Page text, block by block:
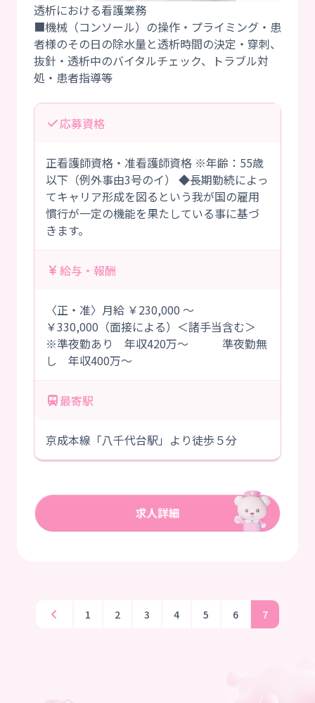
透析における看護業務
■機械（コンソール）の操作・プライミング・患
者様のその日の除水量と透析時間の決定・穿刺、
抜針・透析中のバイタルチェック、トラブル対
応募資格
正看護師資格・准看護師資格 ※年齢：55歳
以下（例外事由3号のイ） ◆長期勤続によっ
てキャリア形成を図るという我が国の雇用
慣行が一定の機能を果たしている事に基づ
きます。
給与・報酬
〈正・准〉月給 ￥230,000 ～
￥330,000（面接による）＜諸手当含む＞
※準夜勤あり 年収420万～ 準夜勤無
し 年収400万～
最寄駅
京成本線「八千代台駅」より徒歩５分
1 2 3 4 5 6 7